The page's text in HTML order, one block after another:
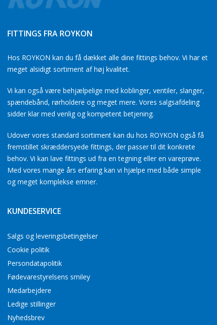
FITTINGS FRA ROYKON
Hos ROYKON kan du få dækket alle dine fittings behov. Vi har et
meget alsidigt sortiment af høj kvalitet.
Vi kan også være behjælpelige med koblinger, ventiler, slanger,
spændebånd, rørholdere og meget mere. Vores salgsafdeling
sidder klar med venlig og kompetent betjening.
Udover vores standard sortiment kan du hos ROYKON også få
fremstillet skræddersyede fittings, der passer til dit konkrete
behov. Vi kan lave fittings ud fra en tegning eller en vareprøve.
Med vores mange års erfaring kan vi hjælpe med både simple
og meget komplekse emner.
KUNDESERVICE
Salgs og leveringsbetingelser
Cookie politik
Persondatapolitik
Fødevarestyrelsens smiley
Medarbejdere
Ledige stillinger
Nyhedsbrev